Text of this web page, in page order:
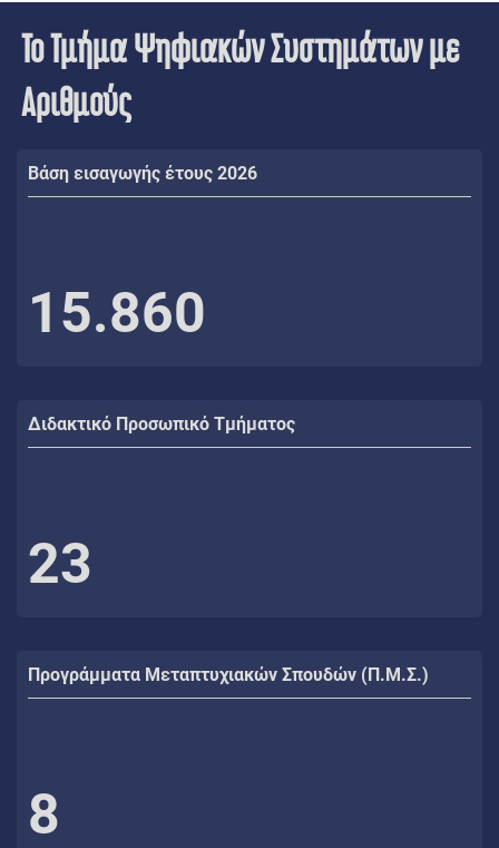
Το Τμήμα Ψηφιακών Συστημάτων με
Αριθμούς
Βάση εισαγωγής έτους 2026
15.860
Διδακτικό Προσωπικό Τμήματος
23
Προγράμματα Μεταπτυχιακών Σπουδών (Π.Μ.Σ.)
8